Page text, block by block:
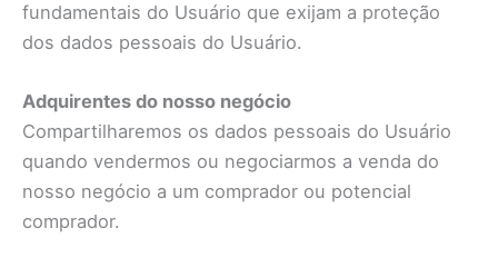
fundamentais do Usuário que exijam a proteção
dos dados pessoais do Usuário.
Adquirentes do nosso negócio
Compartilharemos os dados pessoais do Usuário
quando vendermos ou negociarmos a venda do
nosso negócio a um comprador ou potencial
comprador.